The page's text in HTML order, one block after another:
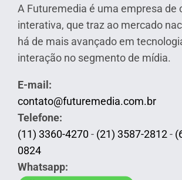
A Futuremedia é uma empresa de
interativa, que traz ao mercado
há de mais avançado em
interação no segmento de mídia.
E-mail:
contato@futuremedia.com.br
Telefone:
(11) 3360-4270 - (21) 3587-2812-
0824
Whatsapp: